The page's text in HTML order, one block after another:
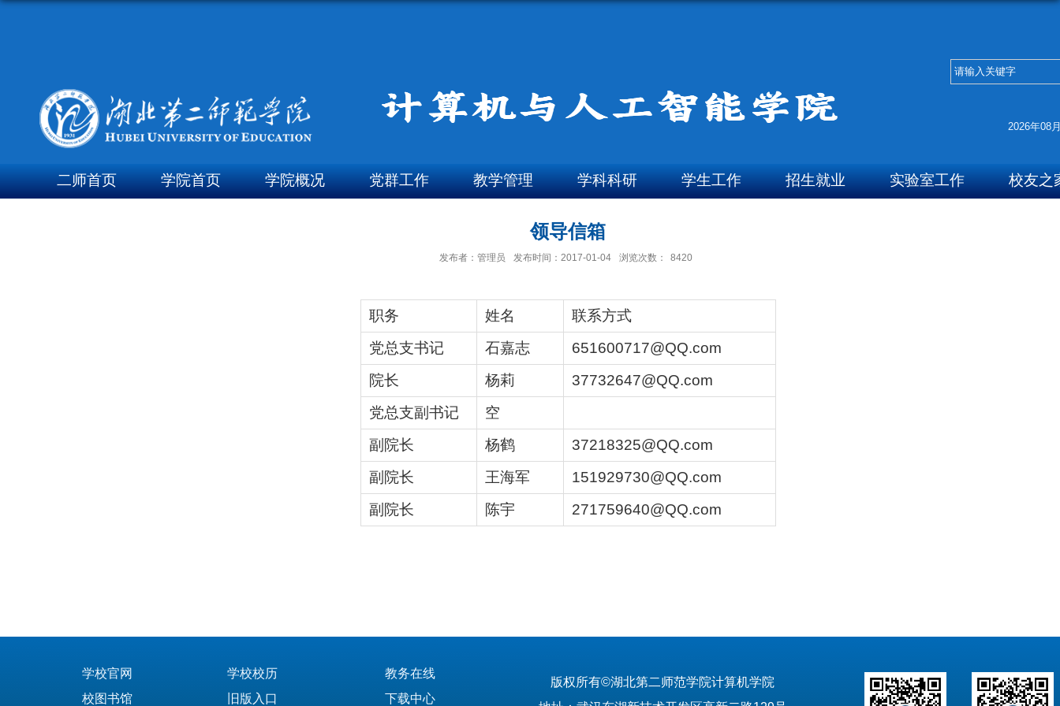
2026年08
二师首页 学院首页 学院概况 党群工作 教学管理 学科科研 学生工作 招生就业 实验室工作 校友之
领导信箱
发布者：管理员 发布时间：2017-01-04 浏览次数： 8420
职务 姓名
联系方式
党总支书记
石嘉志
651600717@QQ.com
院长
杨莉
37732647@QQ.com
党总支副书记
空
副院长
杨鹤
37218325@QQ.com
副院长
王海军
151929730@QQ.com
副院长
陈宇 271759640@QQ.com
学校官网 学校校历
教务在线
校图书馆
旧版入口 下载中心
版权所有©湖北第二师范学院计算机学院